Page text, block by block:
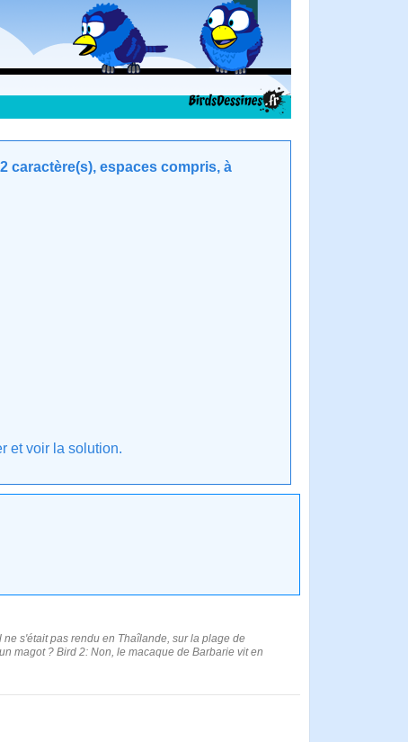
caractère(s), espaces compris, à
et voir la solution.
s'était pas rendu en Thaîlande, sur la plage de
magot ? Bird 2: Non, le macaque de Barbarie vit en